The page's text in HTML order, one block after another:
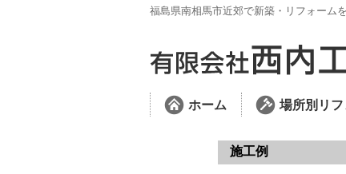
福島県南相馬市近郊で新築・リフォーム
ホーム 場所別リフ
施工例